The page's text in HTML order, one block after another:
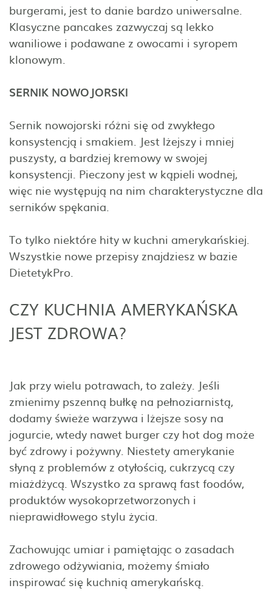
burgerami, jest to danie bardzo uniwersalne.
Klasyczne pancakes zazwyczaj są lekko
waniliowe i podawane z owocami i syropem
klonowym.
SERNIK NOWOJORSKI
Sernik nowojorski różni się od zwykłego
konsystencją i smakiem. Jest lżejszy i mniej
puszysty, a bardziej kremowy w swojej
konsystencji. Pieczony jest w kąpieli wodnej,
więc nie występują na nim charakterystyczne dla
serników spękania.
To tylko niektóre hity w kuchni amerykańskiej.
Wszystkie nowe przepisy znajdziesz w bazie
DietetykPro.
CZY KUCHNIA AMERYKAŃSKA
JEST ZDROWA?
Jak przy wielu potrawach, to zależy. Jeśli
zmienimy pszenną bułkę na pełnoziarnistą,
dodamy świeże warzywa i lżejsze sosy na
jogurcie, wtedy nawet burger czy hot dog może
być zdrowy i pożywny. Niestety amerykanie
słyną z problemów z otyłością, cukrzycą czy
miażdżycą. Wszystko za sprawą fast foodów,
produktów wysokoprzetworzonych i
nieprawidłowego stylu życia.
Zachowując umiar i pamiętając o zasadach
zdrowego odżywiania, możemy śmiało
inspirować się kuchnią amerykańską.